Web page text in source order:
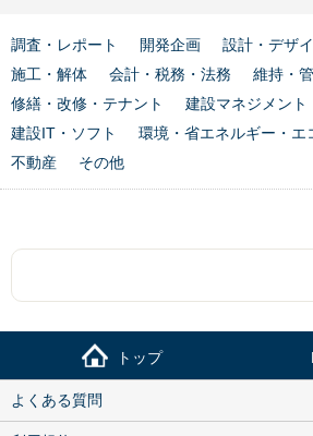
調査・レポート 開発企画 設計・デザ
施工・解体
会計・税務・法務
維持・
修繕・改修・テナント
建設マネジメント
建設IT・ソフト
環境・省エネルギー・エ
不動産
その他
トップ
よくある質問